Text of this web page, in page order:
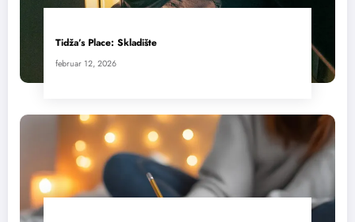
Tidža’s Place: Skladište
februar 12, 2026